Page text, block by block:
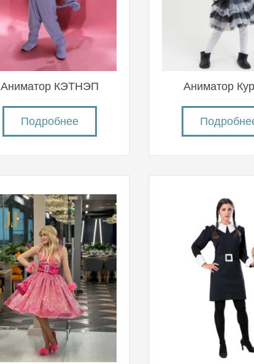
Аниматор КЭТНЭП
Подробнее
Аниматор